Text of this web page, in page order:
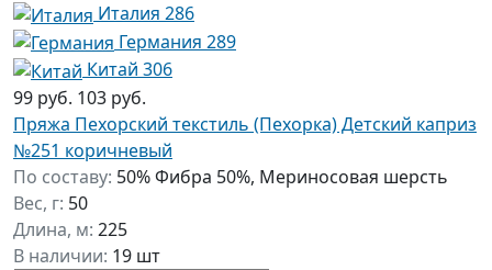
Италия 286
Германия 289
Китай 306
99 руб. 103 руб.
Пряжа Пехорский текстиль (Пехорка) Детский каприз
№251 коричневый
По составу: 50% Фибра 50%, Мериносовая шерсть
Вес, г: 50
Длина, м: 225
В наличии: 19 шт